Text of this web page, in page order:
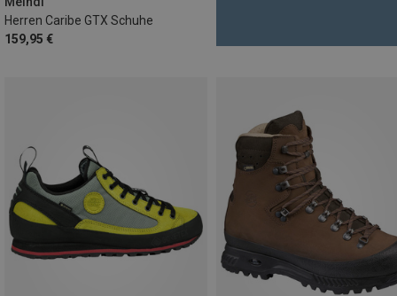
Herren Caribe GTX Schuhe
159,95 €